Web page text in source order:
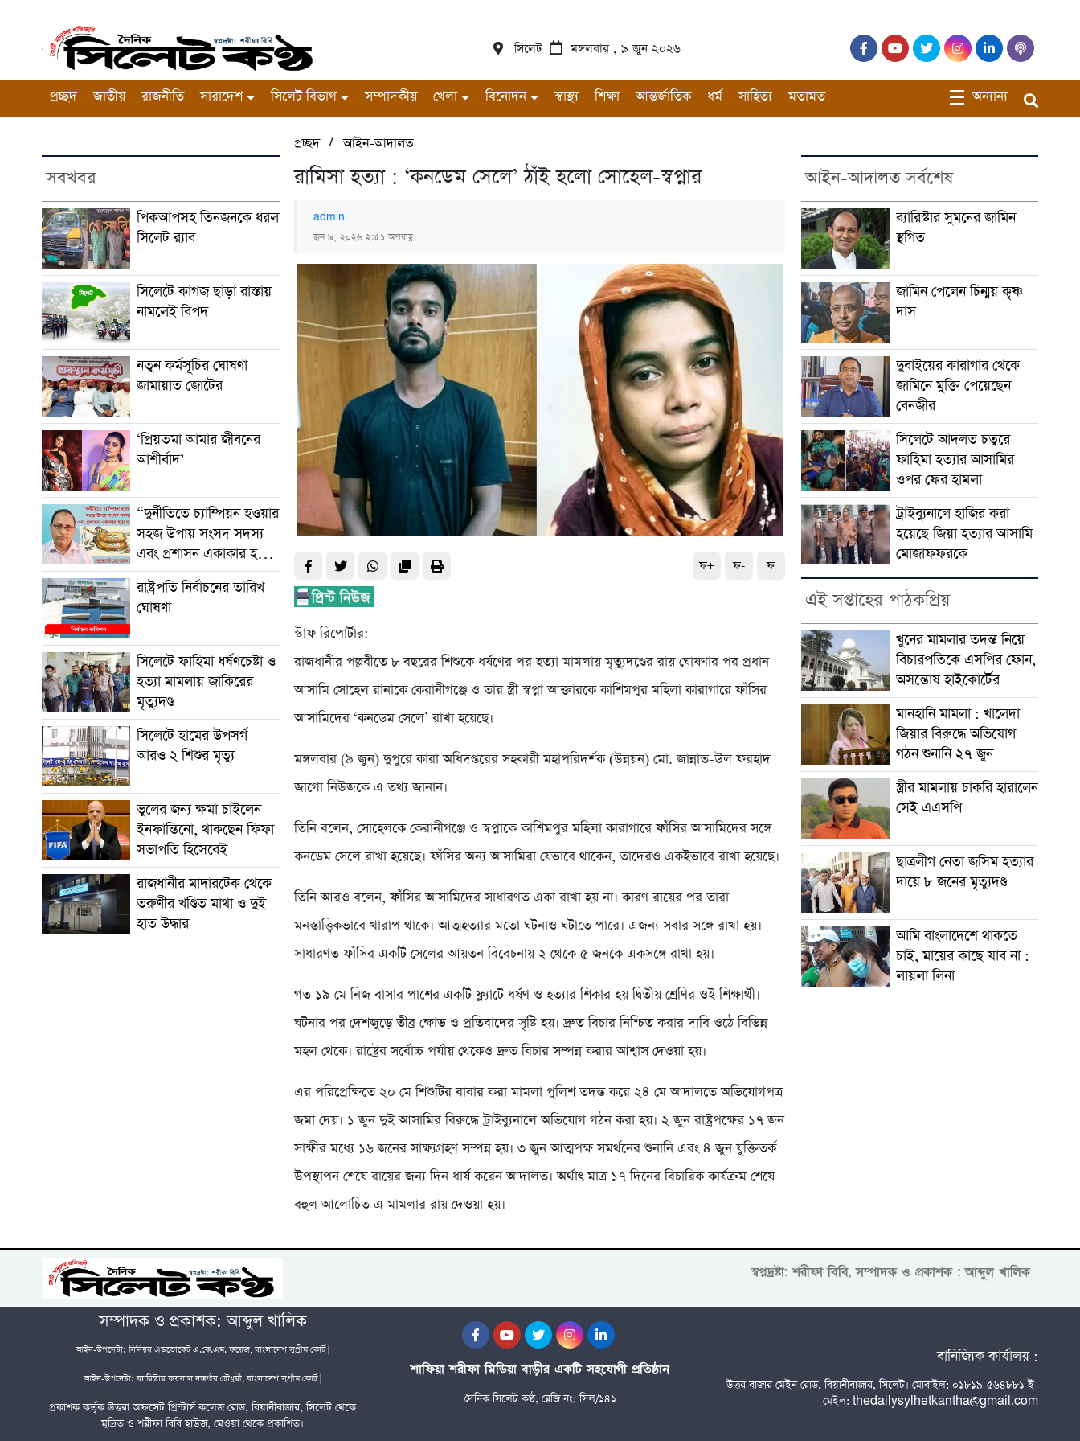
সিলেট মঙ্গলবার , ৯ জুন ২০২৬
প্রচ্ছদ জাতীয় রাজনীতি সারাদেশ সিলেট বিভাগ সম্পাদকীয় খেলা বিনোদন স্বাস্থ্য শিক্ষা আন্তর্জাতিক ধর্ম সাহিত্য মতামত অন্যান্য
সবখবর
পিকআপসহ তিনজনকে ধরল
সিলেট র‌্যাব
সিলেটে কাগজ ছাড়া রাস্তায়
নামলেই বিপদ
নতুন কর্মসূচির ঘোষণা
জামায়াত জোটের
‘প্রিয়তমা আমার জীবনের
আশীর্বাদ’
“দুর্নীতিতে চ্যাম্পিয়ন হওয়ার
সহজ উপায় সংসদ সদস্য
এবং প্রশাসন একাকার হয়ে
যাওয়া”
রাষ্ট্রপতি নির্বাচনের তারিখ
ঘোষণা
সিলেটে ফাহিমা ধর্ষণচেষ্টা ও
হত্যা মামলায় জাকিরের
মৃত্যুদণ্ড
সিলেটে হামের উপসর্গ
আরও ২ শিশুর মৃত্যু
ভুলের জন্য ক্ষমা চাইলেন
ইনফান্তিনো, থাকছেন ফিফা
সভাপতি হিসেবেই
রাজধানীর মাদারটেক থেকে
তরুণীর খণ্ডিত মাথা ও দুই
হাত উদ্ধার
প্রচ্ছদ/আইন-আদালত
রামিসা হত্যা : ‘কনডেম সেলে’ ঠাঁই হলো সোহেল-স্বপ্নার
admin
জুন ৯, ২০২৬ ২:৫১ অপরাহ্ণ
ফ+ ফ- ফ
স্টাফ রিপোর্টার:
রাজধানীর পল্লবীতে ৮ বছরের শিশুকে ধর্ষণের পর হত্যা মামলায় মৃত্যুদণ্ডের রায় ঘোষণার পর প্রধান
আসামি সোহেল রানাকে কেরানীগঞ্জে ও তার স্ত্রী স্বপ্না আক্তারকে কাশিমপুর মহিলা কারাগারে ফাঁসির
আসামিদের ‘কনডেম সেলে’ রাখা হয়েছে।
মঙ্গলবার (৯ জুন) দুপুরে কারা অধিদপ্তরের সহকারী মহাপরিদর্শক (উন্নয়ন) মো. জান্নাত-উল ফরহাদ
জাগো নিউজকে এ তথ্য জানান।
তিনি বলেন, সোহেলকে কেরানীগঞ্জে ও স্বপ্নাকে কাশিমপুর মহিলা কারাগারে ফাঁসির আসামিদের সঙ্গে
কনডেম সেলে রাখা হয়েছে। ফাঁসির অন্য আসামিরা যেভাবে থাকেন, তাদেরও একইভাবে রাখা হয়েছে।
তিনি আরও বলেন, ফাঁসির আসামিদের সাধারণত একা রাখা হয় না। কারণ রায়ের পর তারা
মনস্তাত্ত্বিকভাবে খারাপ থাকে। আত্মহত্যার মতো ঘটনাও ঘটাতে পারে। এজন্য সবার সঙ্গে রাখা হয়।
সাধারণত ফাঁসির একটি সেলের আয়তন বিবেচনায় ২ থেকে ৫ জনকে একসঙ্গে রাখা হয়।
গত ১৯ মে নিজ বাসার পাশের একটি ফ্ল্যাটে ধর্ষণ ও হত্যার শিকার হয় দ্বিতীয় শ্রেণির ওই শিক্ষার্থী।
ঘটনার পর দেশজুড়ে তীব্র ক্ষোভ ও প্রতিবাদের সৃষ্টি হয়। দ্রুত বিচার নিশ্চিত করার দাবি ওঠে বিভিন্ন
মহল থেকে। রাষ্ট্রের সর্বোচ্চ পর্যায় থেকেও দ্রুত বিচার সম্পন্ন করার আশ্বাস দেওয়া হয়।
এর পরিপ্রেক্ষিতে ২০ মে শিশুটির বাবার করা মামলা পুলিশ তদন্ত করে ২৪ মে আদালতে অভিযোগপত্র
জমা দেয়। ১ জুন দুই আসামির বিরুদ্ধে ট্রাইব্যুনালে অভিযোগ গঠন করা হয়। ২ জুন রাষ্ট্রপক্ষের ১৭ জন
সাক্ষীর মধ্যে ১৬ জনের সাক্ষ্যগ্রহণ সম্পন্ন হয়। ৩ জুন আত্মপক্ষ সমর্থনের শুনানি এবং ৪ জুন যুক্তিতর্ক
উপস্থাপন শেষে রায়ের জন্য দিন ধার্য করেন আদালত। অর্থাৎ মাত্র ১৭ দিনের বিচারিক কার্যক্রম শেষে
বহুল আলোচিত এ মামলার রায় দেওয়া হয়।
আইন-আদালত সর্বশেষ
ব্যারিস্টার সুমনের জামিন
স্থগিত
জামিন পেলেন চিন্ময় কৃষ্ণ
দাস
দুবাইয়ের কারাগার থেকে
জামিনে মুক্তি পেয়েছেন
বেনজীর
সিলেটে আদলত চত্বরে
ফাহিমা হত্যার আসামির
ওপর ফের হামলা
ট্রাইব্যুনালে হাজির করা
হয়েছে জিয়া হত্যার আসামি
মোজাফফরকে
এই সপ্তাহের পাঠকপ্রিয়
খুনের মামলার তদন্ত নিয়ে
বিচারপতিকে এসপির ফোন,
অসন্তোষ হাইকোর্টের
মানহানি মামলা : খালেদা
জিয়ার বিরুদ্ধে অভিযোগ
গঠন শুনানি ২৭ জুন
স্ত্রীর মামলায় চাকরি হারালেন
সেই এএসপি
ছাত্রলীগ নেতা জসিম হত্যার
দায়ে ৮ জনের মৃত্যুদণ্ড
আমি বাংলাদেশে থাকতে
চাই, মায়ের কাছে যাব না :
লায়লা লিনা
স্বপ্নদ্রষ্টা: শরীফা বিবি, সম্পাদক ও প্রকাশক : আব্দুল খালিক
সম্পাদক ও প্রকাশক: আব্দুল খালিক
আইন-উপদেষ্টা: সিনিয়র এডভোকেট এ.কে.এম. ফয়েজ, বাংলাদেশ সুপ্রীম কোর্ট |
আইন-উপদেষ্টা: ব্যারিস্টার ফয়সাল দস্তগীর চৌধুরী, বাংলাদেশ সুপ্রীম কোর্ট |
প্রকাশক কর্তৃক উত্তরা অফসেট প্রিন্টার্স কলেজ রোড, বিয়ানীবাজার, সিলেট থেকে
মুদ্রিত ও শরীফা বিবি হাউজ, মেওয়া থেকে প্রকাশিত।
শাফিয়া শরীফা মিডিয়া বাড়ীর একটি সহযোগী প্রতিষ্ঠান
দৈনিক সিলেট কণ্ঠ, রেজি নং: সিল/১৪১
বানিজ্যিক কার্যালয় :
উত্তর বাজার মেইন রোড, বিয়ানীবাজার, সিলেট। মোবাইল: ০১৮১৯-৫৬৪৮৮১ ই-
মেইল: thedailysylhetkantha@gmail.com